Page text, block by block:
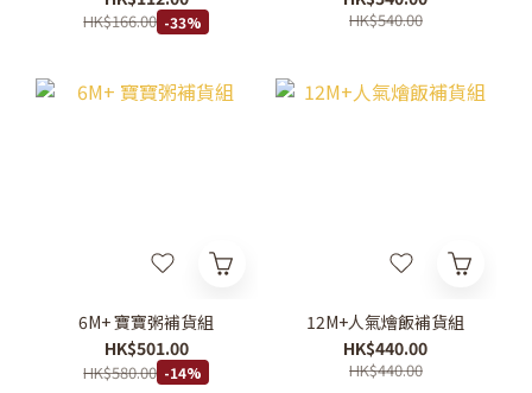
HK$166.00 -33% HK$540.00
6M+ 寶寶粥補貨組
HK$501.00
HK$580.00 -14%
12M+人氣燴飯補貨組
HK$440.00
HK$440.00